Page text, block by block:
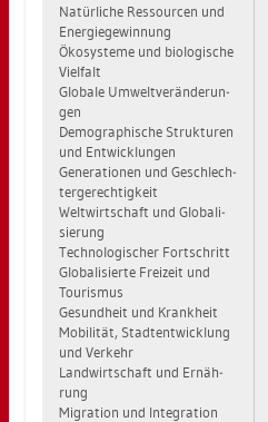
Na­tür­li­che Res­sour­cen und
En­er­gie­ge­win­nung
Öko­sys­te­me und bio­lo­gi­sche
Viel­falt
Glo­ba­le Um­welt­ver­än­de­run­
gen
De­mo­gra­phi­sche Struk­tu­ren
und Ent­wick­lun­gen
Ge­ne­ra­tio­nen und Ge­schlech­
ter­ge­rech­tig­keit
Welt­wirt­schaft und Glo­ba­li­
sie­rung
Tech­no­lo­gi­scher Fort­schritt
Glo­ba­li­sier­te Frei­zeit und
Tou­ris­mus
Ge­sund­heit und Krank­heit
Mo­bi­li­tät, Stadt­ent­wick­lung
und Ver­kehr
Land­wirt­schaft und Er­näh­
rung
Mi­gra­ti­on und In­te­gra­ti­on